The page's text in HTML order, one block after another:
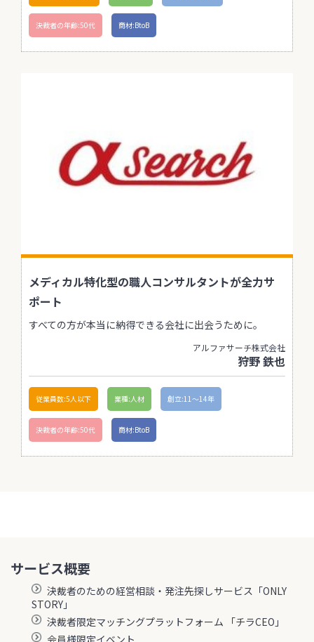
決裁者の年齢:50代 商材:BtoB
メディカル特化型の職人コンサルタントが全力サ
ポート
すべての方が本当に納得できる会社に出会うために。
アルファサーチ株式会社
狩野 鉄也
従業員数:5人以下 業種:人材 創立:11〜14年
決裁者の年齢:50代 商材:BtoB
サービス概要
決裁者のための経営相談・発注先探しサービス「ONLY
STORY」
決裁者限定マッチングプラットフォーム 「チラCEO」